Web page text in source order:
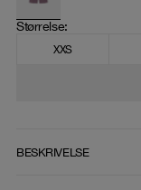
Størrelse:
XXS
BESKRIVELSE